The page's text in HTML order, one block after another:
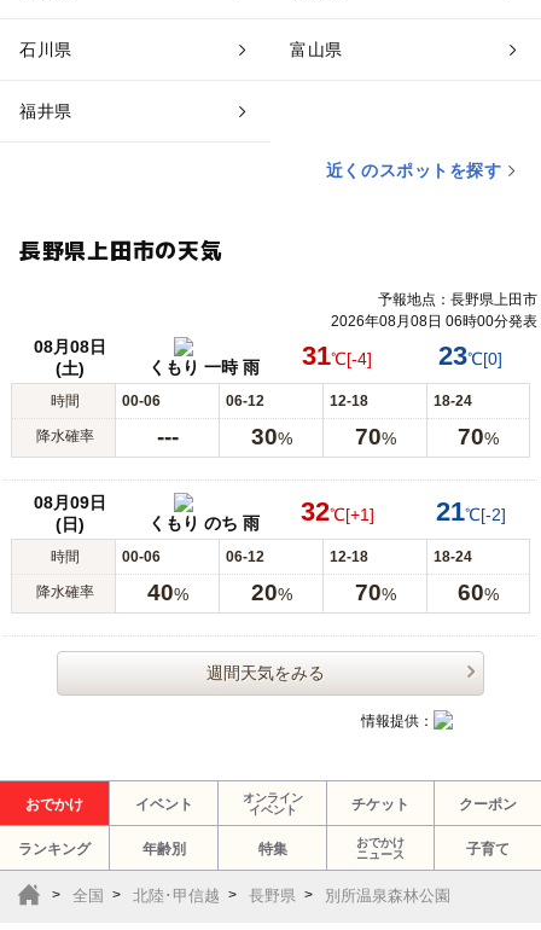
石川県 富山県
福井県
近くのスポットを探す
長野県上田市の天気
予報地点：長野県上田市
2026年08月08日 06時00分発表
08月08日
(土)
くもり 一時 雨 31℃[-4] 23℃[0]
時間 00-06 06-12 12-18 18-24
降水確率 --- 30% 70% 70%
08月09日
(日)
くもり のち 雨 32℃[+1] 21℃[-2]
時間 00-06 06-12 12-18 18-24
降水確率 40% 20% 70% 60%
週間天気をみる
情報提供：
おでかけ イベント
オンライン
イベント
チケット クーポン
ランキング 年齢別 特集
おでかけ
ニュース
子育て
全国 北陸･甲信越 長野県 別所温泉森林公園